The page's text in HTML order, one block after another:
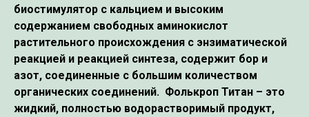
биостимулятор с кальцием и высоким
содержанием свободных аминокислот
растительного происхождения с энзиматической
реакцией и реакцией синтеза, содержит бор и
азот, соединенные с большим количеством
органических соединений. Фолькроп Титан – это
жидкий, полностью водорастворимый продукт,